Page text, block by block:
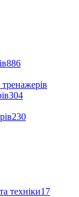
886
304
230
техніки17